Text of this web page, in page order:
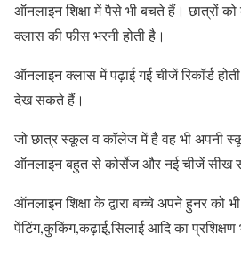
ऑनलाइन शिक्षा में पैसे भी बचते हैं। छात्रों
क्लास की फीस भरनी होती है।
ऑनलाइन क्लास में पढ़ाई गई चीजें रिकॉर्ड
देख सकते हैं।
जो छात्र स्कूल व कॉलेज में है वह भी अपनी
ऑनलाइन बहुत से कोर्सेज और नई चीजें सीख
ऑनलाइन शिक्षा के द्वारा बच्चे अपने हुनर को
पेंटिंग,कुकिंग,कढ़ाई,सिलाई आदि का